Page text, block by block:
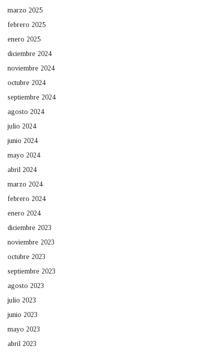
marzo 2025
febrero 2025
enero 2025
diciembre 2024
noviembre 2024
octubre 2024
septiembre 2024
agosto 2024
julio 2024
junio 2024
mayo 2024
abril 2024
marzo 2024
febrero 2024
enero 2024
diciembre 2023
noviembre 2023
octubre 2023
septiembre 2023
agosto 2023
julio 2023
junio 2023
mayo 2023
abril 2023